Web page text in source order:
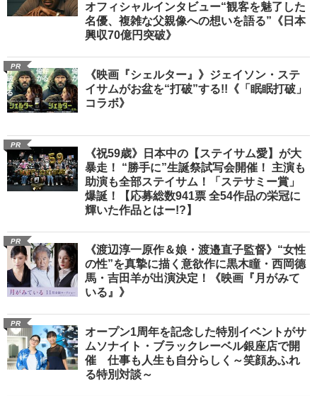
オフィシャルインタビュー“観客を魅了した
名優、複雑な父親像への想いを語る”《日本
興収70億円突破》
PR
《映画『シェルター』》ジェイソン・ステ
イサムがお盆を“打破”する!!《「眠眠打破」
コラボ》
PR
《祝59歳》日本中の【ステイサム愛】が大
暴走！ “勝手に”生誕祭試写会開催！ 主演も
助演も全部ステイサム！「ステサミー賞」
爆誕！【応募総数941票 全54作品の栄冠に
輝いた作品とはー!?】
PR
《渡辺淳一原作＆娘・渡邉直子監督》“女性
の性”を真摯に描く意欲作に黒木瞳・西岡德
馬・吉田羊が出演決定！《映画『月がみて
いる』》
PR
オープン1周年を記念した特別イベントがサ
ムソナイト・ブラックレーベル銀座店で開
催 仕事も人生も自分らしく～笑顔あふれ
る特別対談～